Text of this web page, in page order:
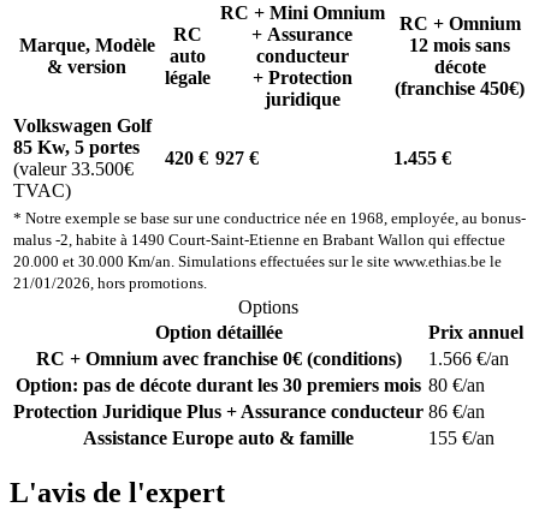
Marque, Modèle
& version
RC
auto
légale
RC + Mini Omnium
+ Assurance
conducteur
+ Protection
juridique
RC + Omnium
12 mois sans
décote
(franchise 450€)
Volkswagen Golf
85 Kw, 5 portes
(valeur 33.500€
TVAC)
420 € 927 € 1.455 €
* Notre exemple se base sur une conductrice née en 1968, employée, au bonus-
malus -2, habite à 1490 Court-Saint-Etienne en Brabant Wallon qui effectue
20.000 et 30.000 Km/an. Simulations effectuées sur le site www.ethias.be le
21/01/2026, hors promotions.
Options
Option détaillée
Prix annuel
RC + Omnium avec franchise 0€ (conditions)
1.566 €/an
Option: pas de décote durant les 30 premiers mois 80 €/an
Protection Juridique Plus + Assurance conducteur 86 €/an
Assistance Europe auto & famille
155 €/an
L'avis de l'expert